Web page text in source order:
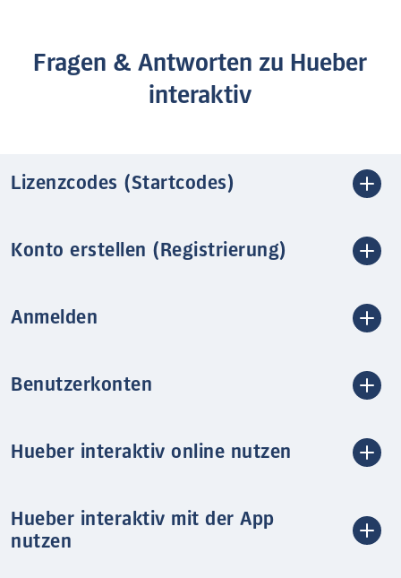
Fragen & Antworten zu Hueber
interaktiv
Lizenzcodes (Startcodes)
Konto erstellen (Registrierung)
Anmelden
Benutzerkonten
Hueber interaktiv online nutzen
Hueber interaktiv mit der App
nutzen